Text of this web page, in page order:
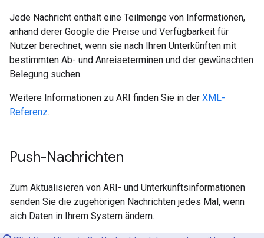
Jede Nachricht enthält eine Teilmenge von Informationen,
anhand derer Google die Preise und Verfügbarkeit für
Nutzer berechnet, wenn sie nach Ihren Unterkünften mit
bestimmten Ab- und Anreiseterminen und der gewünschten
Belegung suchen.
Weitere Informationen zu ARI finden Sie in der XML-
Referenz.
Push-Nachrichten
Zum Aktualisieren von ARI- und Unterkunftsinformationen
senden Sie die zugehörigen Nachrichten jedes Mal, wenn
sich Daten in Ihrem System ändern.